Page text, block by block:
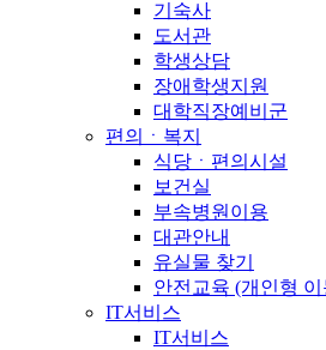
기숙사
도서관
학생상담
장애학생지원
대학직장예비군
편의ㆍ복지
식당ㆍ편의시설
보건실
부속병원이용
대관안내
유실물 찾기
안전교육 (개인형
IT서비스
IT서비스